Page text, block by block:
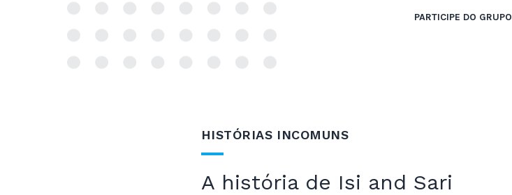
PARTICIPE DO GRUPO
HISTÓRIAS INCOMUNS
A história de Isi and Sari